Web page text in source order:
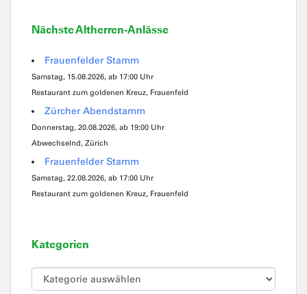
Nächste Altherren-Anlässe
Frauenfelder Stamm
Samstag, 15.08.2026, ab 17:00 Uhr
Restaurant zum goldenen Kreuz, Frauenfeld
Zürcher Abendstamm
Donnerstag, 20.08.2026, ab 19:00 Uhr
Abwechselnd, Zürich
Frauenfelder Stamm
Samstag, 22.08.2026, ab 17:00 Uhr
Restaurant zum goldenen Kreuz, Frauenfeld
Kategorien
Kategorien